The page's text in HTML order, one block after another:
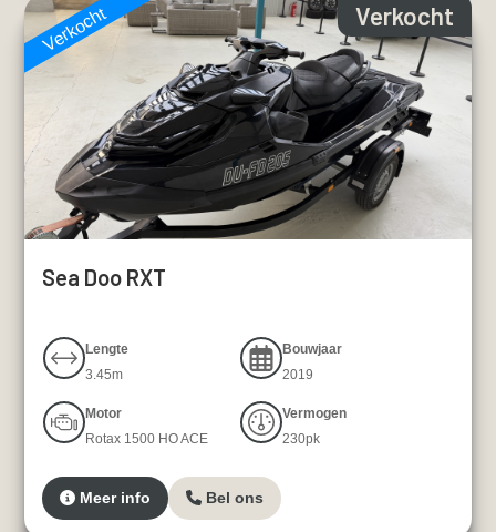
Verkocht
Verkocht
Sea Doo RXT
Lengte
3.45m
Bouwjaar
2019
Motor
Rotax 1500 HO ACE
Vermogen
230pk
Meer info Bel ons